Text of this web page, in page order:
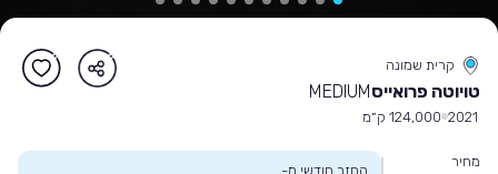
קרית שמונה
טויוטה פרואייסMEDIUM
2021 124,000 ק״מ
מחיר
החזר חודשי מ-